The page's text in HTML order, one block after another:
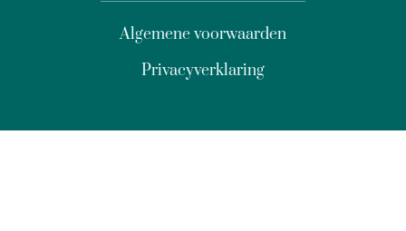
Privacyverklaring
Algemene voorwaarden